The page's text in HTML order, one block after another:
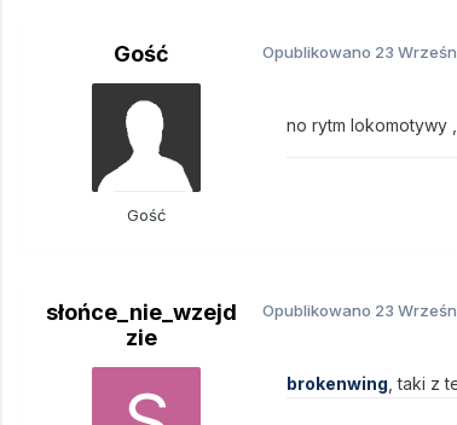
Gość
Gość
Opublikowano 23
no rytm lokomotywy
słońce_nie_wzejd
zie
Opublikowano 23
brokenwing , taki z